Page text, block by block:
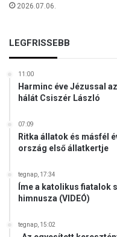
2026.07.06.
LEGFRISSEBB
11:00
Harminc éve Jézussal
hálát Csiszér László
07:09
Ritka állatok és másfél
ország első állatkertje
tegnap, 17:34
Íme a katolikus
himnusza (VIDEÓ)
tegnap, 15:02